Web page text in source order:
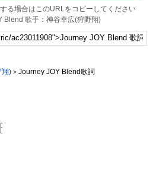
る場合はこのURLをコピーしてください
Blend 歌手：神谷幸広(狩野翔)
翔) Journey JOY Blend歌詞